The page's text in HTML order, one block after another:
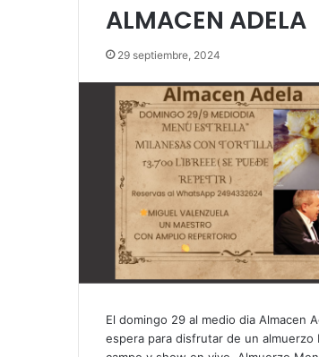
ALMACEN ADELA
29 septiembre, 2024
El domingo 29 al medio dia Almacen
espera para disfrutar de un almuerzo
«Por el placer de volver a verla»